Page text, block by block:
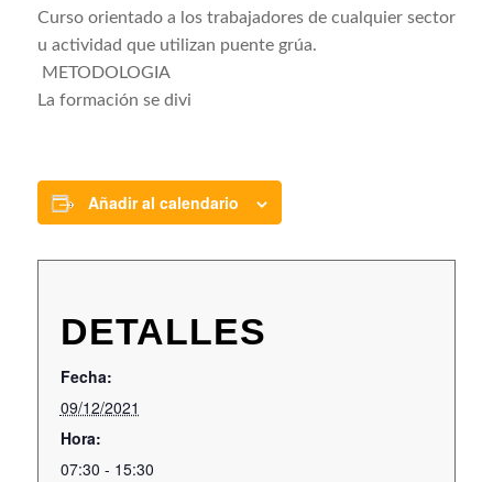
Curso orientado a los trabajadores de cualquier sector
u actividad que utilizan puente grúa.
METODOLOGIA
La formación se divi
Añadir al calendario
DETALLES
Fecha:
09/12/2021
Hora:
07:30 - 15:30